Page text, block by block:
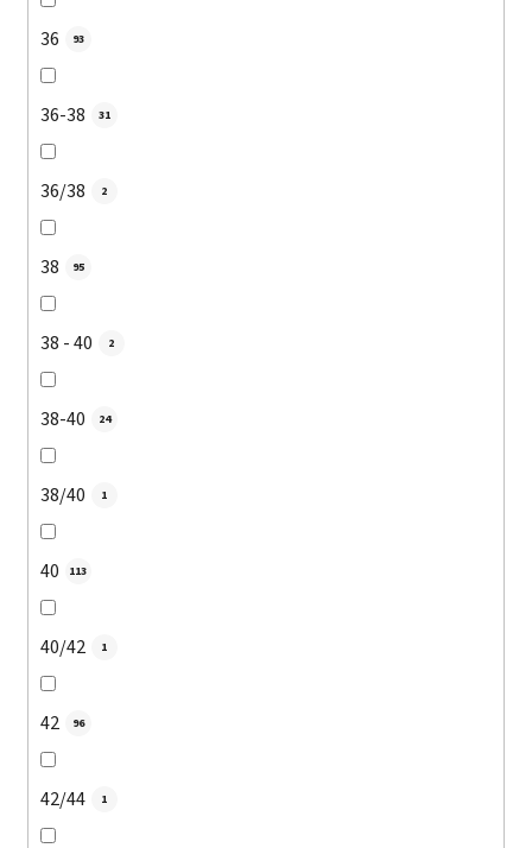
36 93
36-38 31
36/38 2
38 95
38 - 40 2
38-40 24
38/40 1
40 113
40/42 1
42 96
42/44 1